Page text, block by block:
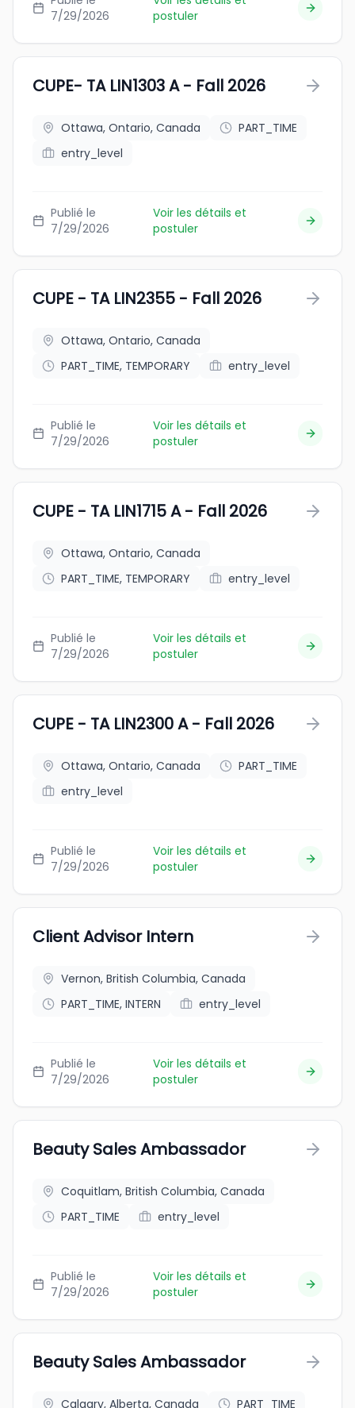
7/29/2026
postuler
CUPE- TA LIN1303 A - Fall 2026
Ottawa, Ontario, Canada
PART_TIME
entry_level
Publié le
7/29/2026
Voir les détails et
postuler
CUPE - TA LIN2355 - Fall 2026
Ottawa, Ontario, Canada
PART_TIME, TEMPORARY
entry_level
Publié le
7/29/2026
Voir les détails et
postuler
CUPE - TA LIN1715 A - Fall 2026
Ottawa, Ontario, Canada
PART_TIME, TEMPORARY
entry_level
Publié le
7/29/2026
Voir les détails et
postuler
CUPE - TA LIN2300 A - Fall 2026
Ottawa, Ontario, Canada
PART_TIME
entry_level
Publié le
7/29/2026
Voir les détails et
postuler
Client Advisor Intern
Vernon, British Columbia, Canada
PART_TIME, INTERN
entry_level
Publié le
7/29/2026
Voir les détails et
postuler
Beauty Sales Ambassador
Coquitlam, British Columbia, Canada
PART_TIME
entry_level
Publié le
7/29/2026
Voir les détails et
postuler
Beauty Sales Ambassador
Calgary, Alberta, Canada PART_TIME